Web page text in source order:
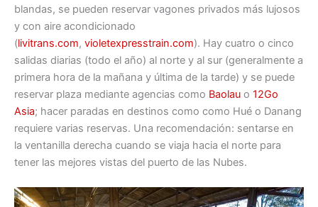
blandas, se pueden reservar vagones privados más lujosos
y con aire acondicionado
(livitrans.com, violetexpresstrain.com). Hay cuatro o cinco
salidas diarias (todo el año) al norte y al sur (generalmente a
primera hora de la mañana y última de la tarde) y se puede
reservar plaza mediante agencias como Baolau o 12Go
Asia; hacer paradas en destinos como como Hué o Danang
requiere varias reservas. Una recomendación: sentarse en
la ventanilla derecha cuando se viaja hacia el norte para
tener las mejores vistas del puerto de las Nubes.